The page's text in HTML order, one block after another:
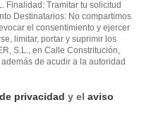
Finalidad: Tramitar tu solicitud
Destinatarios: No compartimos
el consentimiento y ejercer
limitar, portar y suprimir los
S.L., en Calle Constritución,
de acudir a la autoridad
privacidad y el aviso